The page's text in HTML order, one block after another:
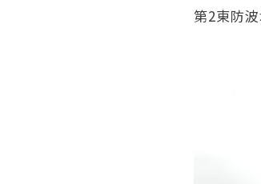
第2東防